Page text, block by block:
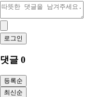
로그인
댓글 0
등록순
최신순